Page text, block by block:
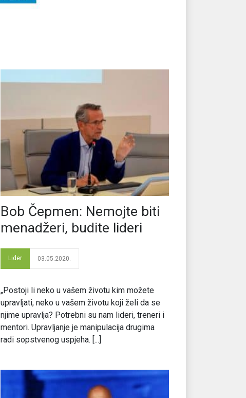
Bob Čepmen: Nemojte biti
menadžeri, budite lideri
Lider 03.05.2020.
„Postoji li neko u vašem životu kim možete
upravljati, neko u vašem životu koji želi da se
njime upravlja? Potrebni su nam lideri, treneri i
mentori. Upravljanje je manipulacija drugima
radi sopstvenog uspjeha. [...]